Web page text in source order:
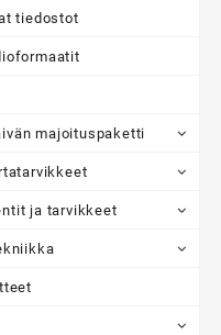
tiedostot
majoituspaketti
ja tarvikkeet